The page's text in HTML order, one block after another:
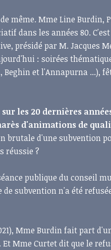
même. Mme Line Burdin,
dans les années 80.
présidé par M. Jacques
: soirées
Beghin et l'Annapurna ...),
les 20 dernières
d'animations de
brutale d'une subvention
réussie ?
publique du conseil
de subvention n'a été
Mme Burdin fait part
Mme Curtet dit que le